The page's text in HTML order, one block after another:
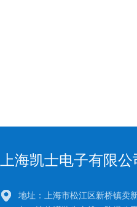
上海凯士电子有限公
地址：上海市松江区新桥镇卖